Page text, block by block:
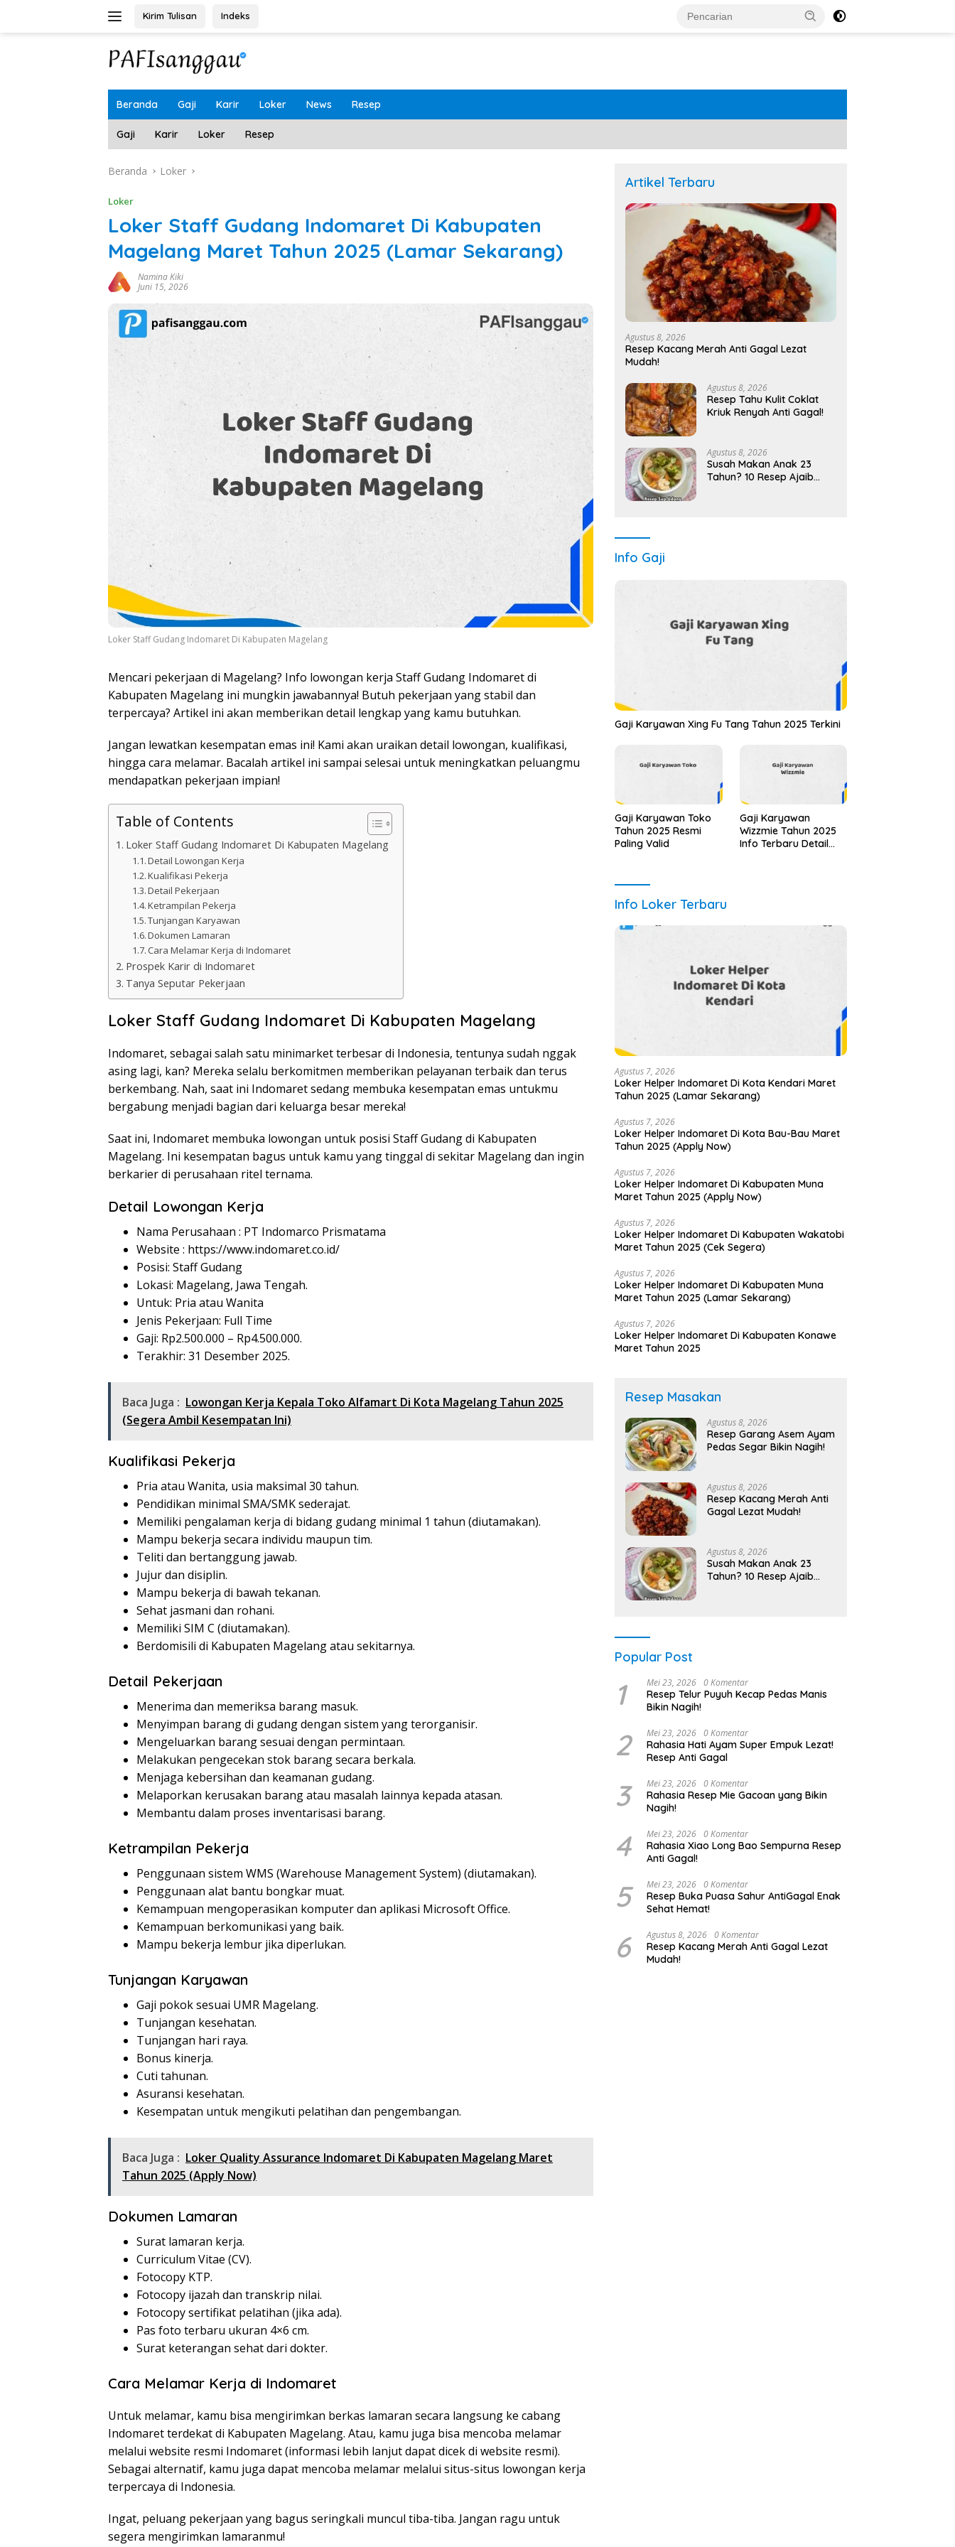
Kirim Tulisan Indeks
Beranda Gaji Karir Loker News Resep
Gaji Karir Loker Resep
Beranda Loker
Loker
Loker Staff Gudang Indomaret Di Kabupaten
Magelang Maret Tahun 2025 (Lamar Sekarang)
Namina Kiki
Juni 15, 2026
Loker Staff Gudang Indomaret Di Kabupaten Magelang
Mencari pekerjaan di Magelang? Info lowongan kerja Staff Gudang Indomaret di
Kabupaten Magelang ini mungkin jawabannya! Butuh pekerjaan yang stabil dan
terpercaya? Artikel ini akan memberikan detail lengkap yang kamu butuhkan.
Jangan lewatkan kesempatan emas ini! Kami akan uraikan detail lowongan, kualifikasi,
hingga cara melamar. Bacalah artikel ini sampai selesai untuk meningkatkan peluangmu
mendapatkan pekerjaan impian!
Table of Contents
Loker Staff Gudang Indomaret Di Kabupaten Magelang
Detail Lowongan Kerja
Kualifikasi Pekerja
Detail Pekerjaan
Ketrampilan Pekerja
Tunjangan Karyawan
Dokumen Lamaran
Cara Melamar Kerja di Indomaret
Prospek Karir di Indomaret
Tanya Seputar Pekerjaan
Loker Staff Gudang Indomaret Di Kabupaten Magelang
Indomaret, sebagai salah satu minimarket terbesar di Indonesia, tentunya sudah nggak
asing lagi, kan? Mereka selalu berkomitmen memberikan pelayanan terbaik dan terus
berkembang. Nah, saat ini Indomaret sedang membuka kesempatan emas untukmu
bergabung menjadi bagian dari keluarga besar mereka!
Saat ini, Indomaret membuka lowongan untuk posisi Staff Gudang di Kabupaten
Magelang. Ini kesempatan bagus untuk kamu yang tinggal di sekitar Magelang dan ingin
berkarier di perusahaan ritel ternama.
Detail Lowongan Kerja
Nama Perusahaan : PT Indomarco Prismatama
Website : https://www.indomaret.co.id/
Posisi: Staff Gudang
Lokasi: Magelang, Jawa Tengah.
Untuk: Pria atau Wanita
Jenis Pekerjaan: Full Time
Gaji: Rp2.500.000 – Rp4.500.000.
Terakhir: 31 Desember 2025.
Baca Juga : Lowongan Kerja Kepala Toko Alfamart Di Kota Magelang Tahun 2025
(Segera Ambil Kesempatan Ini)
Kualifikasi Pekerja
Pria atau Wanita, usia maksimal 30 tahun.
Pendidikan minimal SMA/SMK sederajat.
Memiliki pengalaman kerja di bidang gudang minimal 1 tahun (diutamakan).
Mampu bekerja secara individu maupun tim.
Teliti dan bertanggung jawab.
Jujur dan disiplin.
Mampu bekerja di bawah tekanan.
Sehat jasmani dan rohani.
Memiliki SIM C (diutamakan).
Berdomisili di Kabupaten Magelang atau sekitarnya.
Detail Pekerjaan
Menerima dan memeriksa barang masuk.
Menyimpan barang di gudang dengan sistem yang terorganisir.
Mengeluarkan barang sesuai dengan permintaan.
Melakukan pengecekan stok barang secara berkala.
Menjaga kebersihan dan keamanan gudang.
Melaporkan kerusakan barang atau masalah lainnya kepada atasan.
Membantu dalam proses inventarisasi barang.
Ketrampilan Pekerja
Penggunaan sistem WMS (Warehouse Management System) (diutamakan).
Penggunaan alat bantu bongkar muat.
Kemampuan mengoperasikan komputer dan aplikasi Microsoft Office.
Kemampuan berkomunikasi yang baik.
Mampu bekerja lembur jika diperlukan.
Tunjangan Karyawan
Gaji pokok sesuai UMR Magelang.
Tunjangan kesehatan.
Tunjangan hari raya.
Bonus kinerja.
Cuti tahunan.
Asuransi kesehatan.
Kesempatan untuk mengikuti pelatihan dan pengembangan.
Baca Juga : Loker Quality Assurance Indomaret Di Kabupaten Magelang Maret
Tahun 2025 (Apply Now)
Dokumen Lamaran
Surat lamaran kerja.
Curriculum Vitae (CV).
Fotocopy KTP.
Fotocopy ijazah dan transkrip nilai.
Fotocopy sertifikat pelatihan (jika ada).
Pas foto terbaru ukuran 4×6 cm.
Surat keterangan sehat dari dokter.
Cara Melamar Kerja di Indomaret
Untuk melamar, kamu bisa mengirimkan berkas lamaran secara langsung ke cabang
Indomaret terdekat di Kabupaten Magelang. Atau, kamu juga bisa mencoba melamar
melalui website resmi Indomaret (informasi lebih lanjut dapat dicek di website resmi).
Sebagai alternatif, kamu juga dapat mencoba melamar melalui situs-situs lowongan kerja
terpercaya di Indonesia.
Ingat, peluang pekerjaan yang bagus seringkali muncul tiba-tiba. Jangan ragu untuk
segera mengirimkan lamaranmu!
Artikel Terbaru
Agustus 8, 2026
Resep Kacang Merah Anti Gagal Lezat
Mudah!
Agustus 8, 2026
Resep Tahu Kulit Coklat
Kriuk Renyah Anti Gagal!
Agustus 8, 2026
Susah Makan Anak 23
Tahun? 10 Resep Ajaib
Info Gaji
Gaji Karyawan Xing Fu Tang Tahun 2025 Terkini
Gaji Karyawan Toko
Tahun 2025 Resmi
Paling Valid
Gaji Karyawan
Wizzmie Tahun 2025
Info Terbaru Detail
Info Loker Terbaru
Agustus 7, 2026
Loker Helper Indomaret Di Kota Kendari Maret
Tahun 2025 (Lamar Sekarang)
Agustus 7, 2026
Loker Helper Indomaret Di Kota Bau-Bau Maret
Tahun 2025 (Apply Now)
Agustus 7, 2026
Loker Helper Indomaret Di Kabupaten Muna
Maret Tahun 2025 (Apply Now)
Agustus 7, 2026
Loker Helper Indomaret Di Kabupaten Wakatobi
Maret Tahun 2025 (Cek Segera)
Agustus 7, 2026
Loker Helper Indomaret Di Kabupaten Muna
Maret Tahun 2025 (Lamar Sekarang)
Agustus 7, 2026
Loker Helper Indomaret Di Kabupaten Konawe
Maret Tahun 2025
Resep Masakan
Agustus 8, 2026
Resep Garang Asem Ayam
Pedas Segar Bikin Nagih!
Agustus 8, 2026
Resep Kacang Merah Anti
Gagal Lezat Mudah!
Agustus 8, 2026
Susah Makan Anak 23
Tahun? 10 Resep Ajaib
Popular Post
1 Mei 23, 2026 0 Komentar
Resep Telur Puyuh Kecap Pedas Manis
Bikin Nagih!
2 Mei 23, 2026 0 Komentar
Rahasia Hati Ayam Super Empuk Lezat!
Resep Anti Gagal
3 Mei 23, 2026 0 Komentar
Rahasia Resep Mie Gacoan yang Bikin
Nagih!
4 Mei 23, 2026 0 Komentar
Rahasia Xiao Long Bao Sempurna Resep
Anti Gagal!
5 Mei 23, 2026 0 Komentar
Resep Buka Puasa Sahur AntiGagal Enak
Sehat Hemat!
6 Agustus 8, 2026 0 Komentar
Resep Kacang Merah Anti Gagal Lezat
Mudah!